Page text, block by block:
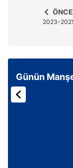
2023-
Günün